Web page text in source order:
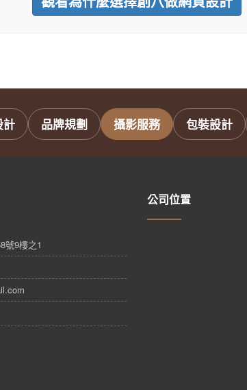
計 品牌規劃 攝影服務 包裝設計
號9樓之1
公司位置